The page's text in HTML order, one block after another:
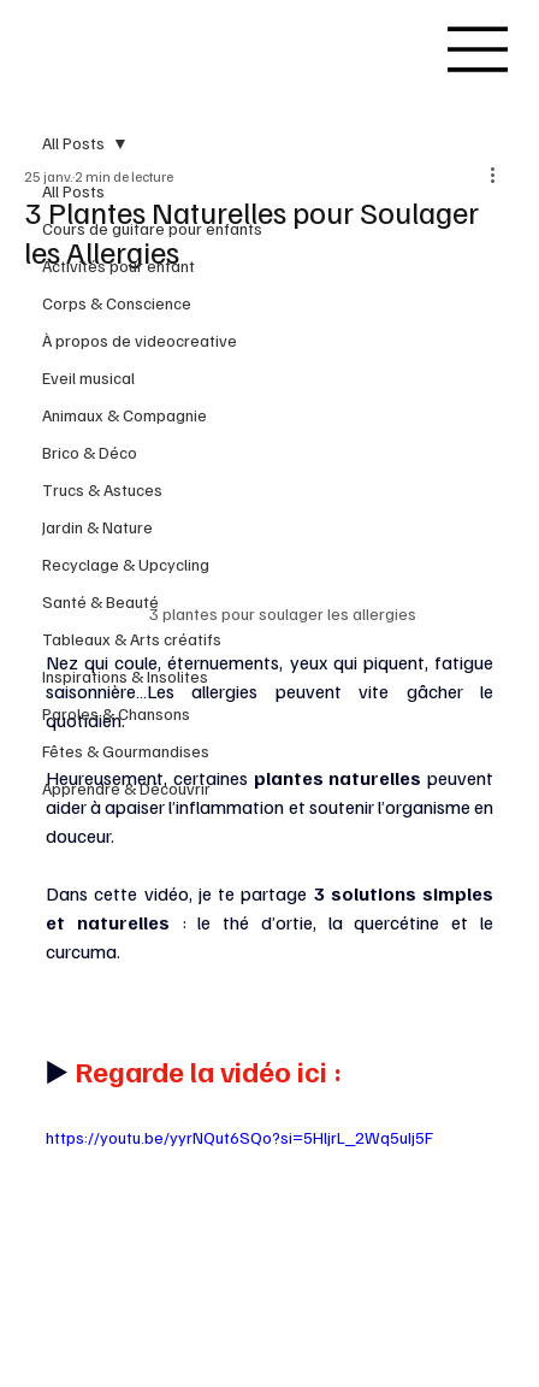
All Posts
Cours de guitare pour enfants
Activités pour enfant
Corps & Conscience
À propos de videocreative
Eveil musical
Animaux & Compagnie
Brico & Déco
Trucs & Astuces
Jardin & Nature
Recyclage & Upcycling
Santé & Beauté
Tableaux & Arts créatifs
Inspirations & Insolites
Paroles & Chansons
Fêtes & Gourmandises
Apprendre & Découvrir
All Posts
3 Plantes Naturelles pour Soulager
les Allergies
25 janv. 2 min de lecture
3 plantes pour soulager les allergies
Nez qui coule, éternuements, yeux qui piquent, fatigue
saisonnière…Les allergies peuvent vite gâcher le
quotidien.
Heureusement, certaines plantes naturelles peuvent
aider à apaiser l’inflammation et soutenir l’organisme en
douceur.
Dans cette vidéo, je te partage 3 solutions simples
et naturelles : le thé d’ortie, la quercétine et le
curcuma.
▶️ Regarde la vidéo ici :
https://youtu.be/yyrNQut6SQo?si=5HljrL_2Wq5uIj5F